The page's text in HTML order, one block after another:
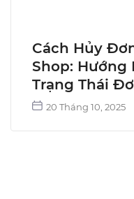
Cách Hủy
Shop: Hướng
Trạng Thái
20 Tháng 10, 2025